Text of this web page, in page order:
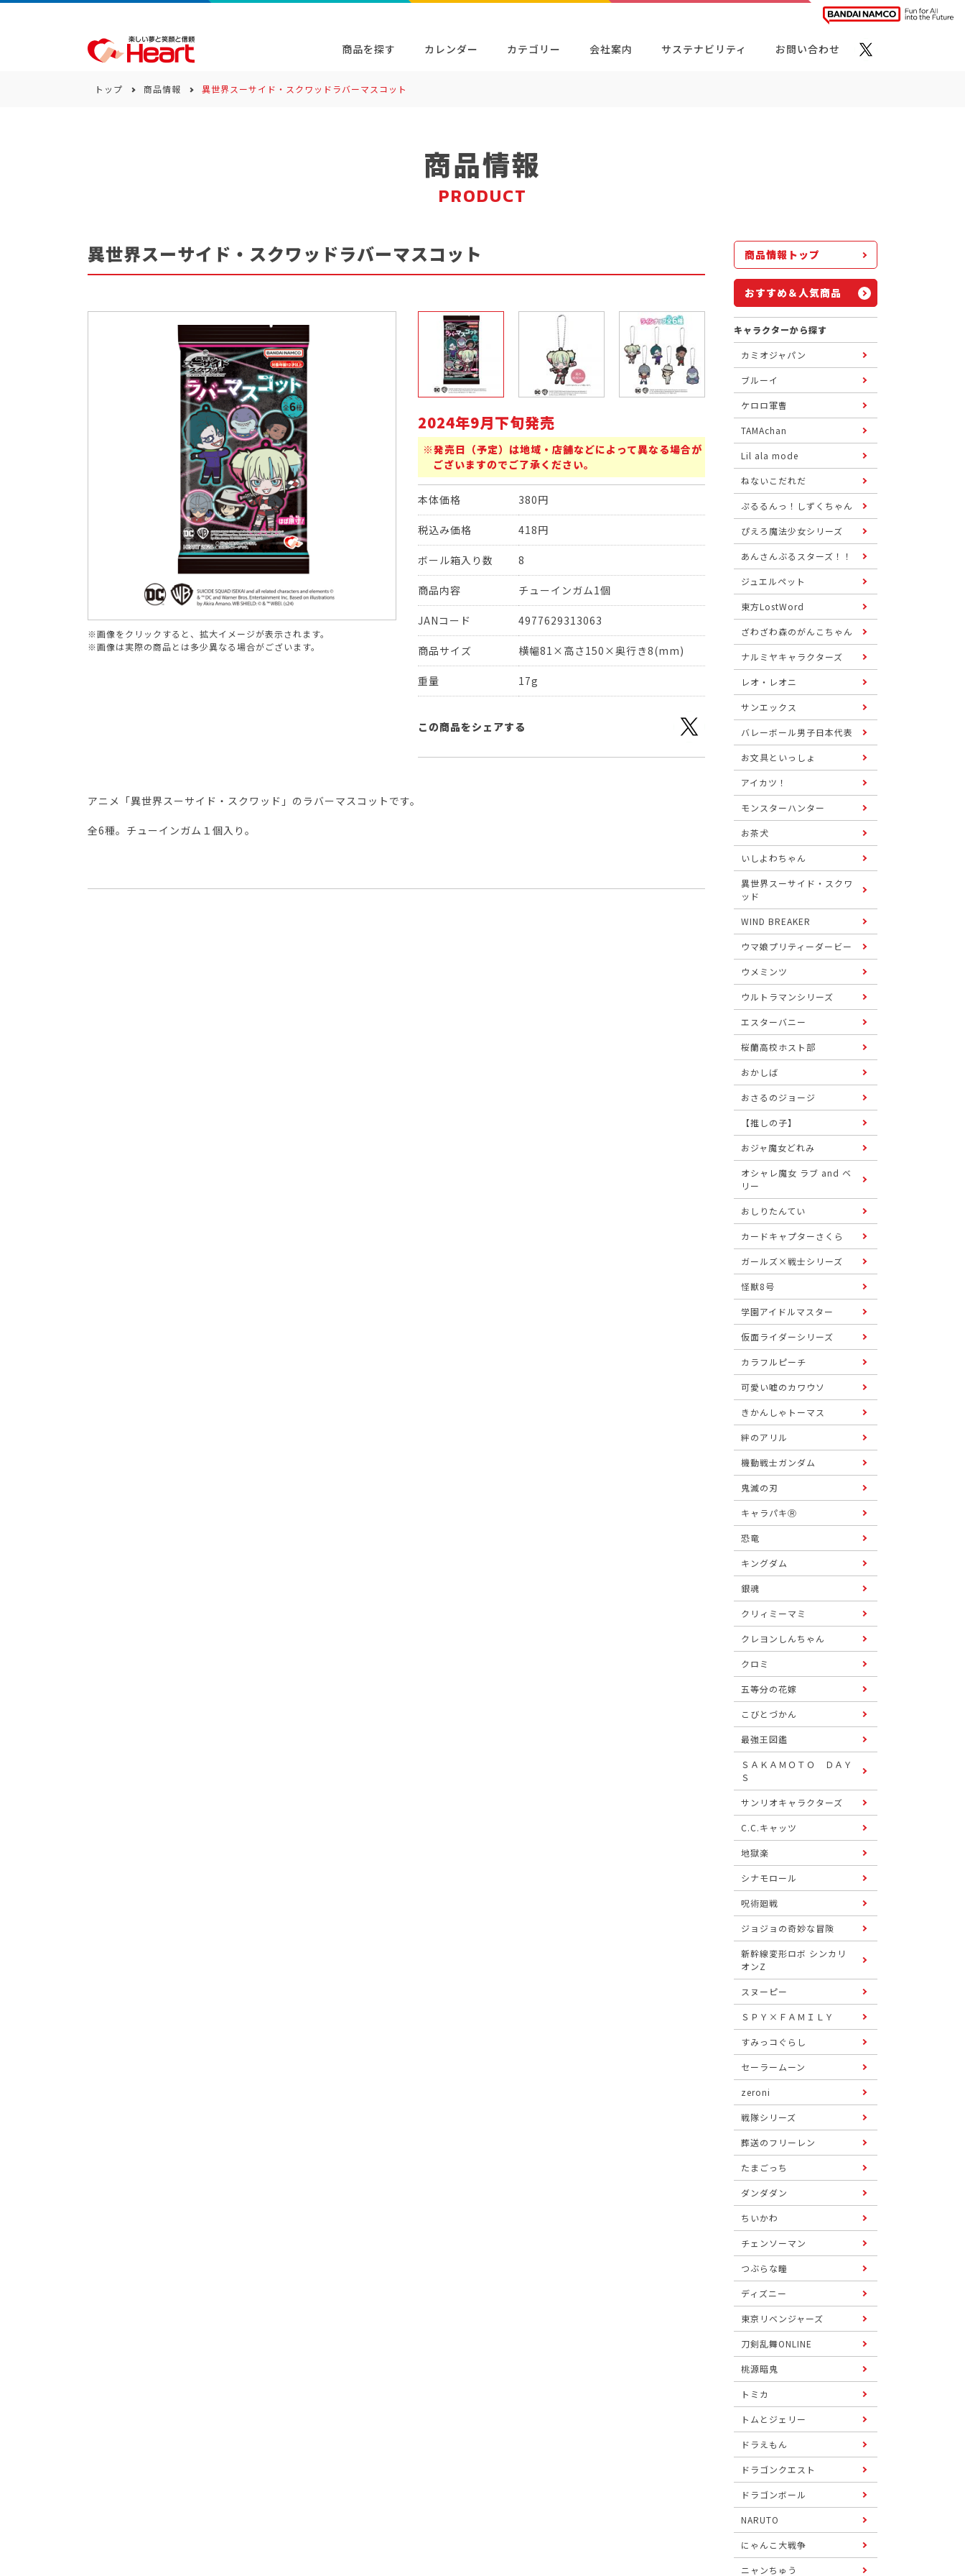
商品を探す
商品一覧 キーワード検索 キャラクター・シリーズから探す
カレンダー カテゴリー
カテゴリー
会社案内 サステナビリティ お問い合わせ
トップ 商品情報 異世界スーサイド・スクワッドラバーマスコット
商品情報
PRODUCT
異世界スーサイド・スクワッドラバーマスコット
※画像をクリックすると、拡大イメージが表示されます。
※画像は実際の商品とは多少異なる場合がございます。
2024年9月下旬発売
※発売日（予定）は地域・店舗などによって異なる場合が
ございますのでご了承ください。
本体価格 380円
税込み価格 418円
ボール箱入り数 8
商品内容 チューインガム1個
JANコード 4977629313063
商品サイズ 横幅81×高さ150×奥行き8(mm)
重量 17g
この商品をシェアする
アニメ「異世界スーサイド・スクワッド」のラバーマスコットです。
全6種。チューインガム１個入り。
商品情報トップ
おすすめ＆人気商品
キャラクターから探す
カミオジャパン
ブルーイ
ケロロ軍曹
TAMAchan
Lil ala mode
ねないこだれだ
ぷるるんっ！しずくちゃん
ぴえろ魔法少女シリーズ
あんさんぶるスターズ！！
ジュエルペット
東方LostWord
ざわざわ森のがんこちゃん
ナルミヤキャラクターズ
レオ・レオニ
サンエックス
バレーボール男子日本代表
お文具といっしょ
アイカツ！
モンスターハンター
お茶犬
いしよわちゃん
異世界スーサイド・スクワ
ッド
WIND BREAKER
ウマ娘プリティーダービー
ウメミンツ
ウルトラマンシリーズ
エスターバニー
桜蘭高校ホスト部
おかしば
おさるのジョージ
【推しの子】
おジャ魔女どれみ
オシャレ魔女 ラブ and ベ
リー
おしりたんてい
カードキャプターさくら
ガールズ×戦士シリーズ
怪獣8号
学園アイドルマスター
仮面ライダーシリーズ
カラフルピーチ
可愛い嘘のカワウソ
きかんしゃトーマス
絆のアリル
機動戦士ガンダム
鬼滅の刃
キャラパキⓇ
恐竜
キングダム
銀魂
クリィミーマミ
クレヨンしんちゃん
クロミ
五等分の花嫁
こびとづかん
最強王図鑑
ＳＡＫＡＭＯＴＯ ＤＡＹ
Ｓ
サンリオキャラクターズ
C.C.キャッツ
地獄楽
シナモロール
呪術廻戦
ジョジョの奇妙な冒険
新幹線変形ロボ シンカリ
オンZ
スヌーピー
ＳＰＹ×ＦＡＭＩＬＹ
すみっコぐらし
セーラームーン
zeroni
戦隊シリーズ
葬送のフリーレン
たまごっち
ダンダダン
ちいかわ
チェンソーマン
つぶらな瞳
ディズニー
東京リベンジャーズ
刀剣乱舞ONLINE
桃源暗鬼
トミカ
トムとジェリー
ドラえもん
ドラゴンクエスト
ドラゴンボール
NARUTO
にゃんこ大戦争
ニャンちゅう